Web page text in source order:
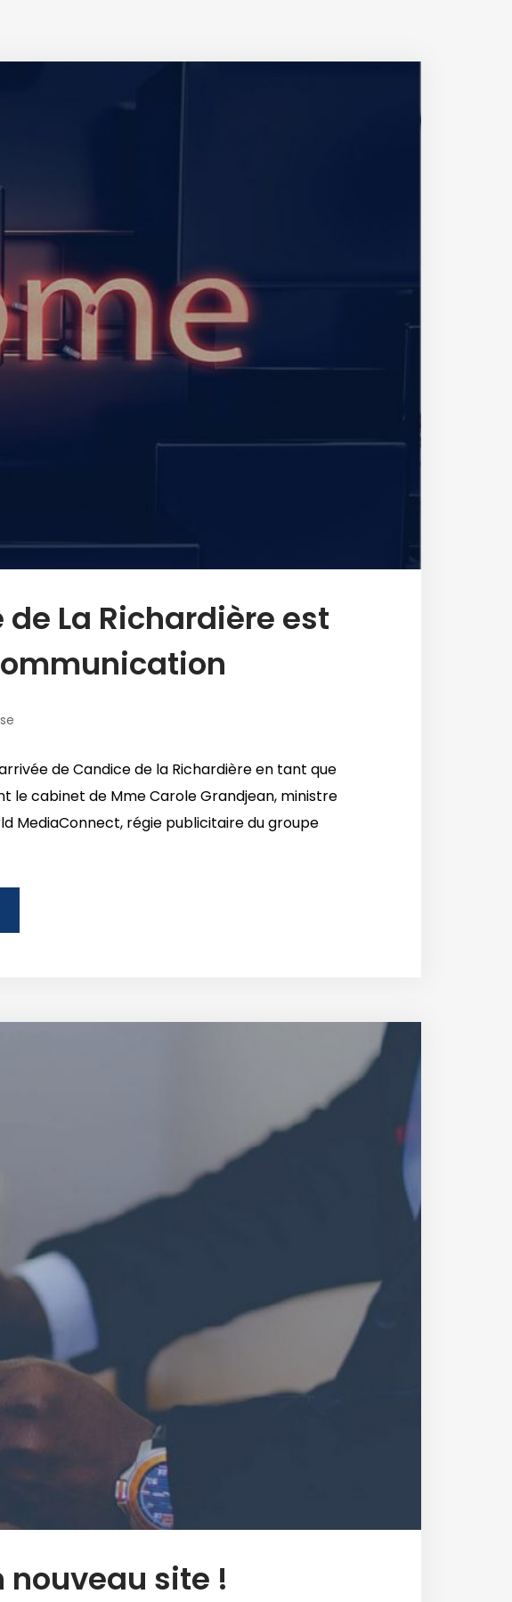
La Richardière est
de Candice de la Richardière en tant que
le cabinet de Mme Carole Grandjean, ministre
MediaConnect, régie publicitaire du groupe
nouveau site !